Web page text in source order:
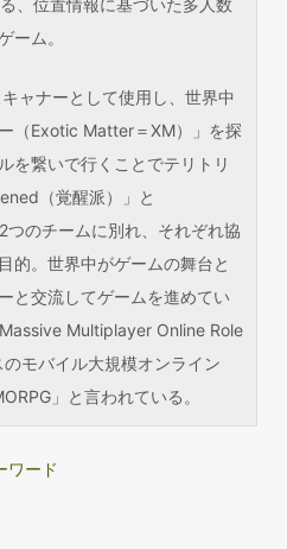
ーム。
ャナーとして使用し、世界中
（Exotic Matter＝XM）」を探
を繋いで行くことでテリトリ
（覚醒派）」と
つのチームに別れ、それぞれ協
的。世界中がゲームの舞台と
と交流してゲームを進めてい
Multiplayer Online Role
モバイル大規模オンライン
」と言われている。
ワード